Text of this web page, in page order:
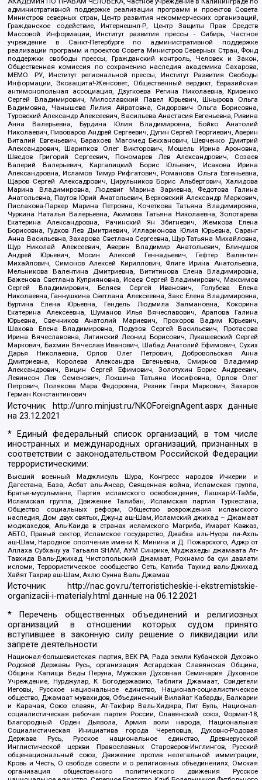
административной поддержке реализации программ и проектов Совета
Министров северных стран, Центр развития некоммерческих организаций,
Гражданское содействие, Интернешнл-Р, Центр Защиты Прав Средств
Массовой Информации, Институт развития прессы - Сибирь, Частное
учреждение в Санкт-Петербурге по административной поддержке
реализации программ и проектов Совета Министров Северных Стран, Фонд
поддержки свободы прессы, Гражданский контроль, Человек и Закон,
Общественная комиссия по сохранению наследия академика Сахарова,
МЕМО. РУ, Институт региональной прессы, Институт Развития Свободы
Информации, Экозащита!-Женсовет, Общественный вердикт, Евразийская
антимонопольная ассоциация, Дзугкоева Регина Николаевна, Кривенко
Сергей Владимирович, Милославский Павел Юрьевич, Шнырова Ольга
Вадимовна, Чанышева Лилия Айратовна, Сидорович Ольга Борисовна,
Туровский Александр Алексеевич, Васильева Анастасия Евгеньевна, Ривина
Анна Валерьевна, Бурдина Юлия Владимировна, Бойко Анатолий
Николаевич, Пивоваров Андрей Сергеевич, Дугин Сергей Георгиевич, Аверин
Виталий Евгеньевич, Барахоев Магомед Бекханович, Шевченко Дмитрий
Александрович, Шарипков Олег Викторович, Мошель Ирина Ароновна,
Шведов Григорий Сергеевич, Пономарев Лев Александрович, Созаев
Валерий Валерьевич, Каргалицкий Борис Юльевич, Исакова Ирина
Александровна, Исламов Тимур Рифгатович, Романова Ольга Евгеньевна,
Щаров Сергей Алексадрович, Цирульников Борис Альбертович, Халидова
Марина Владимировна, Людевиг Марина Зариевна, Федотова Галина
Анатольевна, Паутов Юрий Анатольевич, Верховский Александр Маркович,
Пислакова-Паркер Марина Петровна, Кочеткова Татьяна Владимировна,
Чуркина Наталья Валерьевна, Акимова Татьяна Николаевна, Золотарева
Екатерина Александровна, Рачинский Ян Збигневич, Жемкова Елена
Борисовна, Гудков Лев Дмитриевич, Илларионова Юлия Юрьевна, Саранг
Анна Васильевна, Захарова Светлана Сергеевна, Щур Татьяна Михайловна,
Щур Николай Алексеевич, Аверин Владимир Анатольевич, Блинушов
Андрей Юрьевич, Мосин Алексей Геннадьевич, Гефтер Валентин
Михайлович, Симонов Алексей Кириллович, Флиге Ирина Анатольевна,
Мельникова Валентина Дмитриевна, Вититинова Елена Владимировна,
Баженова Светлана Куприяновна, Исаев Сергей Владимирович, Максимов
Сергей Владимирович, Беляев Сергей Иванович, Голубева Елена
Николаевна, Ганнушкина Светлана Алексеевна, Закс Елена Владимировна,
Буртина Елена Юрьевна, Гендель Людмила Залмановна, Кокорина
Екатерина Алексеевна, Шуманов Илья Вячеславович, Арапова Галина
Юрьевна, Свечников Анатолий Мариевич, Прохоров Вадим Юрьевич,
Шахова Елена Владимировна, Подузов Сергей Васильевич, Протасова
Ирина Вячеславовна, Литинский Леонид Борисович, Лукашевский Сергей
Маркович, Бахмин Вячеслав Иванович, Шабад Анатолий Ефимович, Сухих
Дарья Николаевна, Орлов Олег Петрович, Добровольская Анна
Дмитриевна, Королева Александра Евгеньевна, Смирнов Владимир
Александрович, Вицин Сергей Ефимович, Золотухин Борис Андреевич,
Левинсон Лев Семенович, Локшина Татьяна Иосифовна, Орлов Олег
Петрович, Полякова Мара Федоровна, Резник Генри Маркович, Захаров
Герман Константинович
Источник: http://unro.minjust.ru/NKOForeignAgent.aspxданные
на23.12.2021
* Единый федеральный список организаций, в том числе
иностранных и международных организаций, признанных в
соответствии с законодательством Российской Федерации
террористическими:
Высший военный Маджлисуль Шура, Конгресс народов Ичкерии и
Дагестана, База, Асбат аль-Ансар, Священная война, Исламская группа,
Братья-мусульмане, Партия исламского освобождения, Лашкар-И-Тайба,
Исламская группа, Движение Талибан, Исламская партия Туркестана,
Общество социальных реформ, Общество возрождения исламского
наследия, Дом двух святых, Джунд аш-Шам, Исламский джихад – Джамаат
моджахедов, Аль-Каида в странах исламского Магриба, Имарат Кавказ,
АБТО, Правый сектор, Исламское государство, Джабха аль-Нусра ли-Ахль
аш-Шам, Народное ополчение имени К. Минина и Д. Пожарского, Аджр от
Аллаха Субхану уа Тагьаля SHAM, АУМ Синрике, Муджахеды джамаата Ат-
Тавхида Валь-Джихад, Чистопольский Джамаат, Рохнамо ба суи давлати
исломи, Террористическое сообщество Сеть, Катиба Таухид валь-Джихад,
Хайят Тахрир аш-Шам, Ахлю Сунна Валь Джамаа
Источник:
http://nac.gov.ru/terroristicheskie-i-ekstremistskie-
organizacii-i-materialy.html данные на06.12.2021
* Перечень общественных объединений и религиозных
организаций в отношении которых судом принято
вступившее в законную силу решение о ликвидации или
запрете деятельности:
Национал-большевистская партия, ВЕК РА, Рада земли Кубанской Духовно
Родовой Державы Русь, организация Асгардская Славянская Община,
Община Капища Веды Перуна, Мужская Духовная Семинария Духовное
Учреждение, Нурджулар, К Богодержавию, Таблиги Джамаат, Свидетели
Иеговы, Русское национальное единство, Национал-социалистическое
общество, Джамаат мувахидов, Объединенный Вилайат Кабарды, Балкарии
и Карачая, Союз славян, Ат-Такфир Валь-Хиджра, Пит Буль, Национал-
социалистическая рабочая партия России, Славянский союз, Формат-18,
Благородный Орден Дьявола, Армия воли народа, Национальная
Социалистическая Инициатива города Череповца, Духовно-Родовая
Держава Русь, Русское национальное единство, Древнерусской
Инглистической церкви Православных Староверов-Инглингов, Русский
общенациональный союз, Движение против нелегальной иммиграции,
Кровь и Честь, О свободе совести и о религиозных объединениях, Омская
организация общественного политического движения Русское